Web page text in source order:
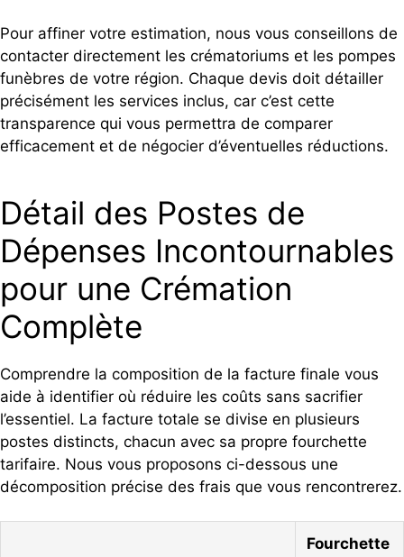
Pour affiner votre estimation, nous vous conseillons de
contacter directement les crématoriums et les pompes
funèbres de votre région. Chaque devis doit détailler
précisément les services inclus, car c’est cette
transparence qui vous permettra de comparer
efficacement et de négocier d’éventuelles réductions.
Détail des Postes de
Dépenses Incontournables
pour une Crémation
Complète
Comprendre la composition de la facture finale vous
aide à identifier où réduire les coûts sans sacrifier
l’essentiel. La facture totale se divise en plusieurs
postes distincts, chacun avec sa propre fourchette
tarifaire. Nous vous proposons ci-dessous une
décomposition précise des frais que vous rencontrerez.
Fourchette